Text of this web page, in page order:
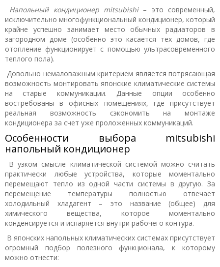
Напольный кондиционер mitsubishi– это современный,
исключительно многофункциональный кондиционер, который
крайне успешно занимает место обычных радиаторов в
загородном доме (особенно это касается тех домов, где
отопление функционирует с помощью ультрасовременного
теплого пола).
Довольно немаловажным критерием является потрясающая
возможность монтировать японские климатические системы
на старые коммуникации. Данные опции особенно
востребованы в офисных помещениях, где присутствует
реальная возможность сэкономить на монтаже
кондиционера за счет уже проложенных коммуникаций.
Особенности выбора mitsubishi
напольный кондиционер
В узком смысле климатической системой можно считать
практически любые устройства, которые моментально
перемещают тепло из одной части системы в другую. За
перемещение температуры полностью отвечает
холодильный хладагент – это название (общее) для
химического вещества, которое моментально
конденсируется и испаряется внутри рабочего контура.
В японских напольных климатических системах присутствует
огромный подбор полезного функционала, к которому
можно отнести: